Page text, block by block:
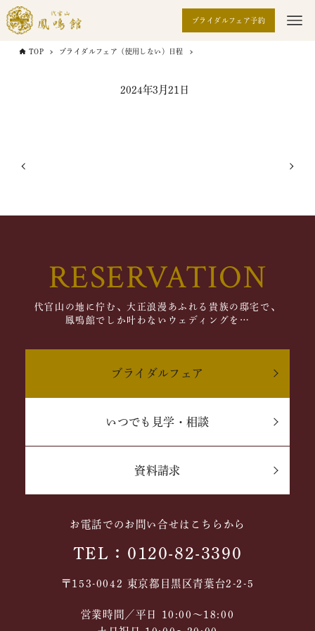
ブライダルフェア予約
TOP ブライダルフェア（使用しない）日程
2024年3月21日
RESERVATION
代官山の地に佇む、大正浪漫あふれる貴族の邸宅で、
鳳鳴館でしか叶わないウェディングを…
ブライダルフェア
いつでも見学・相談
資料請求
お電話でのお問い合せはこちらから
TEL：0120-82-3390
〒153-0042 東京都目黒区青葉台2-2-5
営業時間／平日 10:00～18:00